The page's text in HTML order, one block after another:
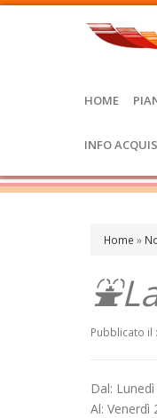
HOME
INFO
Home »
Pubblicato il :
Dal:
Al: Venerdì